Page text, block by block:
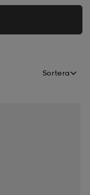
hittar här förutom
Sortera